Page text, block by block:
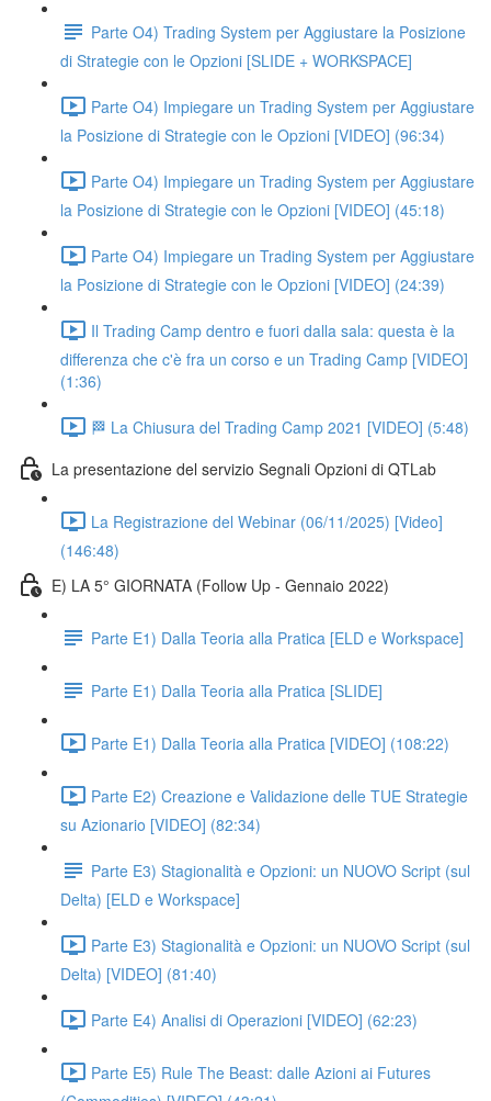
Parte O4) Trading System per Aggiustare la Posizione
di Strategie con le Opzioni [SLIDE + WORKSPACE]
Parte O4) Impiegare un Trading System per Aggiustare
la Posizione di Strategie con le Opzioni [VIDEO] (96:34)
Parte O4) Impiegare un Trading System per Aggiustare
la Posizione di Strategie con le Opzioni [VIDEO] (45:18)
Parte O4) Impiegare un Trading System per Aggiustare
la Posizione di Strategie con le Opzioni [VIDEO] (24:39)
Il Trading Camp dentro e fuori dalla sala: questa è la
differenza che c'è fra un corso e un Trading Camp [VIDEO]
(1:36)
🏁 La Chiusura del Trading Camp 2021 [VIDEO] (5:48)
La presentazione del servizio Segnali Opzioni di QTLab
La Registrazione del Webinar (06/11/2025) [Video]
(146:48)
E) LA 5° GIORNATA (Follow Up - Gennaio 2022)
Parte E1) Dalla Teoria alla Pratica [ELD e Workspace]
Parte E1) Dalla Teoria alla Pratica [SLIDE]
Parte E1) Dalla Teoria alla Pratica [VIDEO] (108:22)
Parte E2) Creazione e Validazione delle TUE Strategie
su Azionario [VIDEO] (82:34)
Parte E3) Stagionalità e Opzioni: un NUOVO Script (sul
Delta) [ELD e Workspace]
Parte E3) Stagionalità e Opzioni: un NUOVO Script (sul
Delta) [VIDEO] (81:40)
Parte E4) Analisi di Operazioni [VIDEO] (62:23)
Parte E5) Rule The Beast: dalle Azioni ai Futures